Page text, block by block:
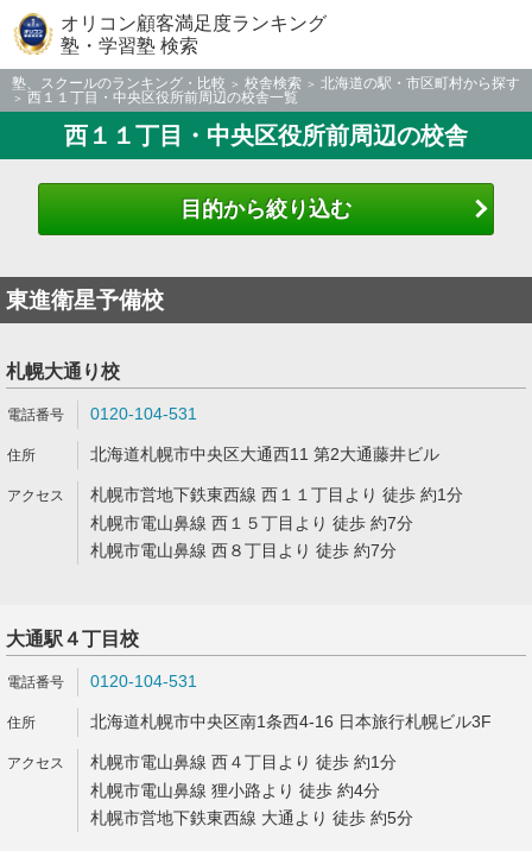
オリコン顧客満足度ランキング
塾・学習塾 検索
塾、スクールのランキング・比較 校舎検索
北海道の駅・市区町村から探す
西１１丁目・中央区役所前周辺の校舎一覧
西１１丁目・中央区役所前周辺の校舎
目的から絞り込む
東進衛星予備校
札幌大通り校
0120-104-531
北海道札幌市中央区大通西11 第2大通藤井ビル
札幌市営地下鉄東西線 西１１丁目より 徒歩 約1分
札幌市電山鼻線 西１５丁目より 徒歩 約7分
札幌市電山鼻線 西８丁目より 徒歩 約7分
大通駅４丁目校
0120-104-531
北海道札幌市中央区南1条西4-16 日本旅行札幌ビル3F
札幌市電山鼻線 西４丁目より 徒歩 約1分
札幌市電山鼻線 狸小路より 徒歩 約4分
札幌市営地下鉄東西線 大通より 徒歩 約5分